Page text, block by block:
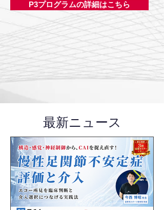
P3プログラムの詳細はこちら
最新ニュース